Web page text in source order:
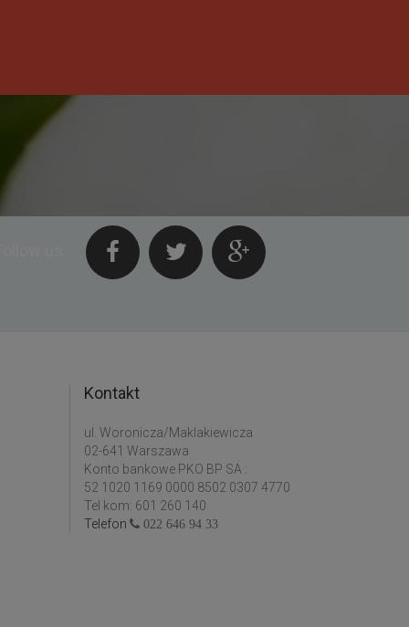
Kontakt
ul. Woronicza/Maklakiewicza
02-641 Warszawa
Konto bankowe PKO BP SA :
52 1020 1169 0000 8502 0307 4770
Tel kom: 601 260 140
Telefon
022 646 94 33